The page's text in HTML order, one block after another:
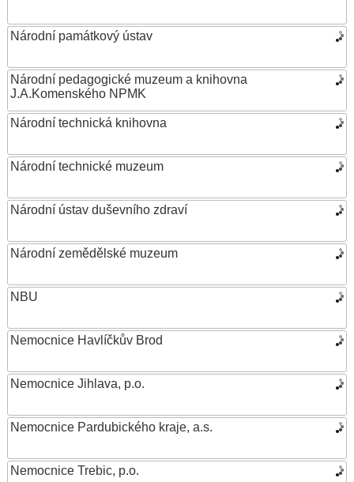
Národní památkový ústav
Národní pedagogické muzeum a knihovna
J.A.Komenského NPMK
Národní technická knihovna
Národní technické muzeum
Národní ústav duševního zdraví
Národní zemědělské muzeum
NBU
Nemocnice Havlíčkův Brod
Nemocnice Jihlava, p.o.
Nemocnice Pardubického kraje, a.s.
Nemocnice Trebic, p.o.